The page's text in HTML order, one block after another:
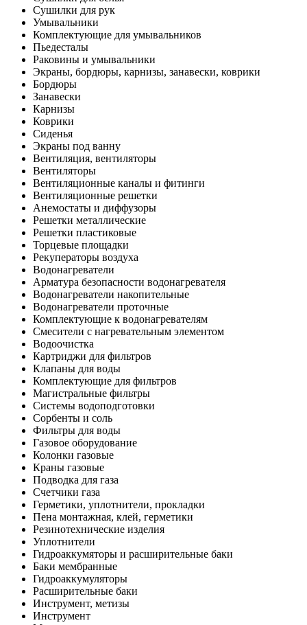
Сушилки для рук
Умывальники
Комплектующие для умывальников
Пьедесталы
Раковины и умывальники
Экраны, бордюры, карнизы, занавески, коврики
Бордюры
Занавески
Карнизы
Коврики
Сиденья
Экраны под ванну
Вентиляция, вентиляторы
Вентиляторы
Вентиляционные каналы и фитинги
Вентиляционные решетки
Анемостаты и диффузоры
Решетки металлические
Решетки пластиковые
Торцевые площадки
Рекуператоры воздуха
Водонагреватели
Арматура безопасности водонагревателя
Водонагреватели накопительные
Водонагреватели проточные
Комплектующие к водонагревателям
Смесители с нагревательным элементом
Водоочистка
Картриджи для фильтров
Клапаны для воды
Комплектующие для фильтров
Магистральные фильтры
Системы водоподготовки
Сорбенты и соль
Фильтры для воды
Газовое оборудование
Колонки газовые
Краны газовые
Подводка для газа
Счетчики газа
Герметики, уплотнители, прокладки
Пена монтажная, клей, герметики
Резинотехнические изделия
Уплотнители
Гидроаккумяторы и расширительные баки
Баки мембранные
Гидроаккумуляторы
Расширительные баки
Инструмент, метизы
Инструмент